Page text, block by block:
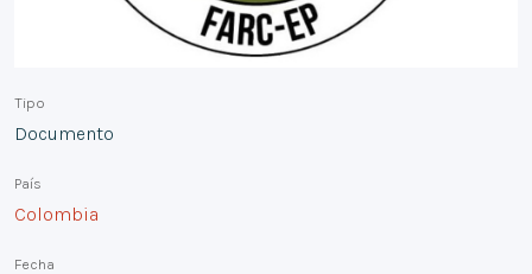
Tipo
Documento
País
Colombia
Fecha